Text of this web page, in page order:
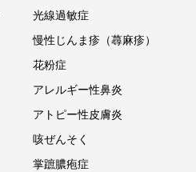
光線過敏症
慢性じんま疹（蕁麻疹）
花粉症
アレルギー性鼻炎
アトピー性皮膚炎
咳ぜんそく
掌蹠膿疱症